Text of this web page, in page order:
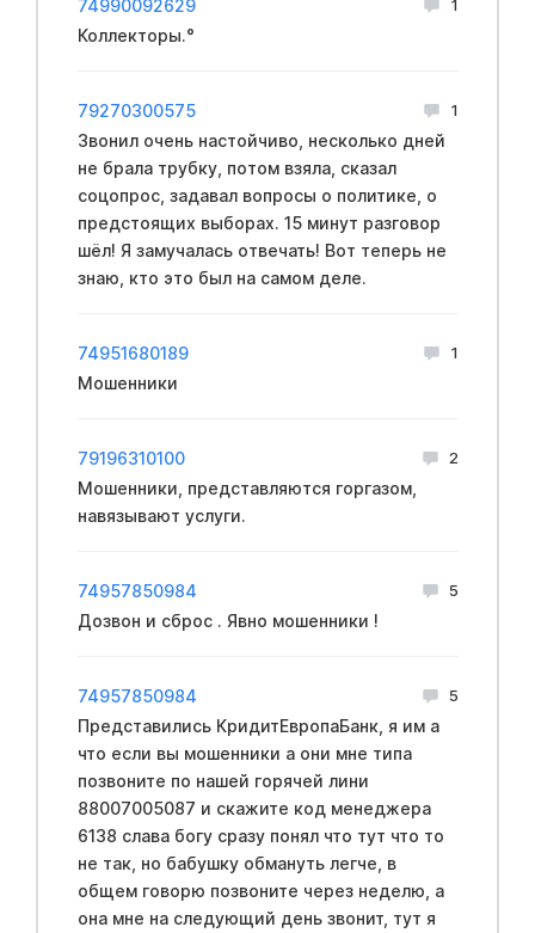
74990092629 1
Коллекторы.°
79270300575 1
Звонил очень настойчиво, несколько дней
не брала трубку, потом взяла, сказал
соцопрос, задавал вопросы о политике, о
предстоящих выборах. 15 минут разговор
шёл! Я замучалась отвечать! Вот теперь не
знаю, кто это был на самом деле.
74951680189 1
Мошенники
79196310100 2
Мошенники, представляются горгазом,
навязывают услуги.
74957850984 5
Дозвон и сброс . Явно мошенники !
74957850984 5
Представились КридитЕвропаБанк, я им а
что если вы мошенники а они мне типа
позвоните по нашей горячей лини
88007005087 и скажите код менеджера
6138 слава богу сразу понял что тут что то
не так, но бабушку обмануть легче, в
общем говорю позвоните через неделю, а
она мне на следующий день звонит, тут я